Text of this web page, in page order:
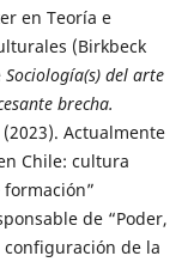
en Teoría e
(Birkbeck
Sociología(s) del arte
brecha.
Actualmente
Chile: cultura
de “Poder,
de la